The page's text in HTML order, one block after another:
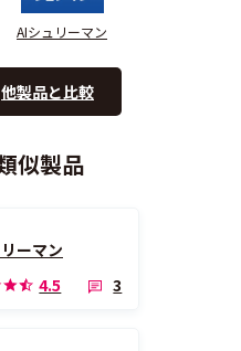
AIシュリーマン
他製品と比較
似製品
ーマン
4.5
3